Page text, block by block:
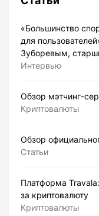
«Большинство
для
Зуборевым,
Интервью
Обзор мэтчинг-
Криптовалюты
Обзор
Статьи
Платформа
за криптовалюту
Криптовалюты